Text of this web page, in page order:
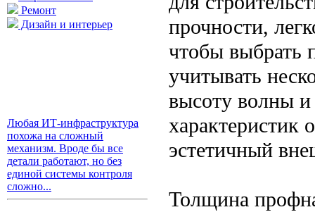
Ремонт
Дизайн и интерьер
Любая ИТ-инфраструктура
похожа на сложный
механизм. Вроде бы все
детали работают, но без
единой системы контроля
сложно...
прочности,
чтобы выбрать
учитывать
высоту волны
характеристик
эстетичный
Толщина